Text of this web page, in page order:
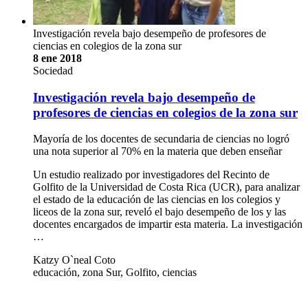
Investigación revela bajo desempeño de profesores de
ciencias en colegios de la zona sur
8 ene 2018
Sociedad
Investigación revela bajo desempeño de
profesores de ciencias en colegios de la zona sur
Mayoría de los docentes de secundaria de ciencias no logró
una nota superior al 70% en la materia que deben enseñar
Un estudio realizado por investigadores del Recinto de
Golfito de la Universidad de Costa Rica (UCR), para analizar
el estado de la educación de las ciencias en los colegios y
liceos de la zona sur, reveló el bajo desempeño de los y las
docentes encargados de impartir esta materia. La investigación
…
Katzy O`neal Coto
educación, zona Sur, Golfito, ciencias